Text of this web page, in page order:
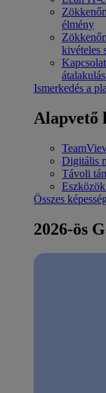
élmény
kivételes
Ismerkedés a
Alapvető
Digitális
Távoli
Összes
2026-ös